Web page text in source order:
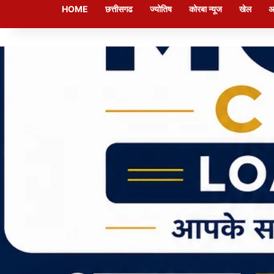
HOME छत्तीसगढ ज्योतिष कोरबा न्यूज खेल